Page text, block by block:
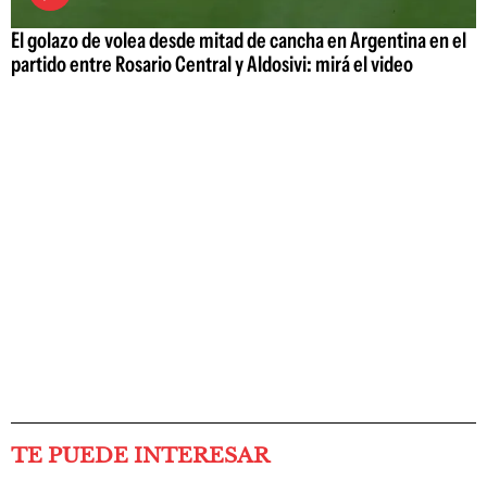
El golazo de volea desde mitad de cancha en Argentina en el
partido entre Rosario Central y Aldosivi: mirá el video
TE PUEDE INTERESAR